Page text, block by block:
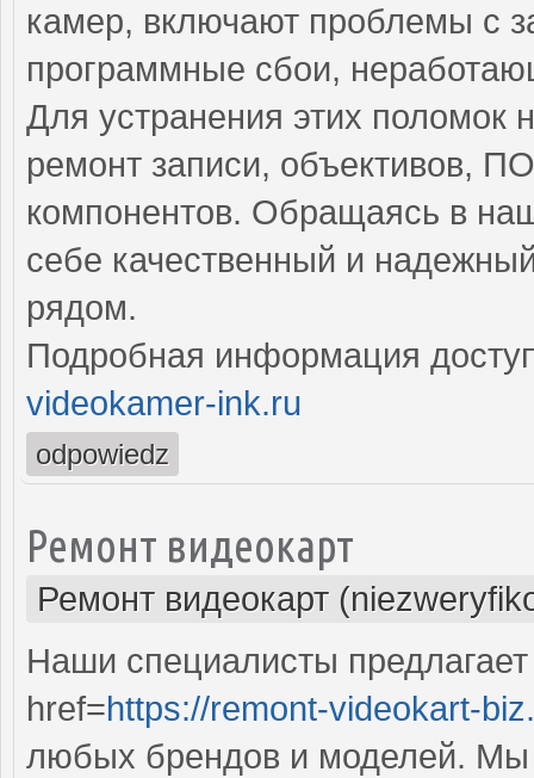
камер, включают проблемы с
программные сбои,
Для устранения этих
ремонт записи, объективов,
компонентов. Обращаясь в
себе качественный и
рядом.
Подробная информация
videokamer-ink.ru
odpowiedz
Ремонт видеокарт
Ремонт видеокарт
Наши специалисты
href=https://remont-videokart-
любых брендов и моделей. Мы